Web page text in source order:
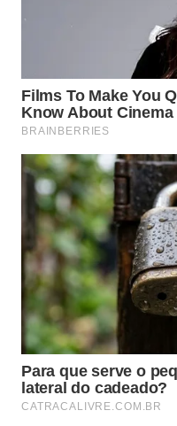
Mecanismo
A seleção